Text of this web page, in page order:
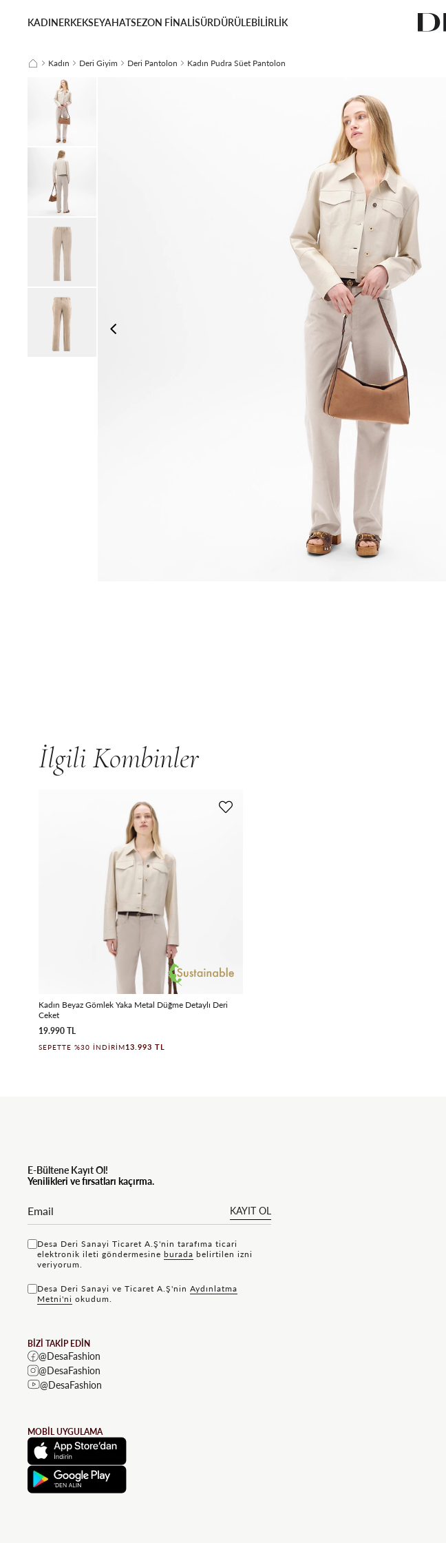
KADINERKEKSEYAHATSEZON FİNALİSÜRDÜRÜLEBİLİRLİK
Kadın Deri Giyim Deri Pantolon Kadın Pudra Süet Pantolon
İlgili Kombinler
Kadın Beyaz Gömlek Yaka Metal Düğme Detaylı Deri
Ceket
19.990 TL
SEPETTE %30 İNDIRIM13.993 TL
E-Bültene Kayıt Ol!
Yenilikleri ve fırsatları kaçırma.
KAYIT OL
Desa Deri Sanayi Ticaret A.Ş'nin tarafıma ticari
elektronik ileti göndermesine bu rada belirtilen izni
veriyorum.
Desa Deri Sanayi ve Ticaret A.Ş'nin Aydınlatma
Metni'ni okudum.
BİZİ TAKİP EDİN
@DesaFashion
@DesaFashion
@DesaFashion
MOBİL UYGULAMA